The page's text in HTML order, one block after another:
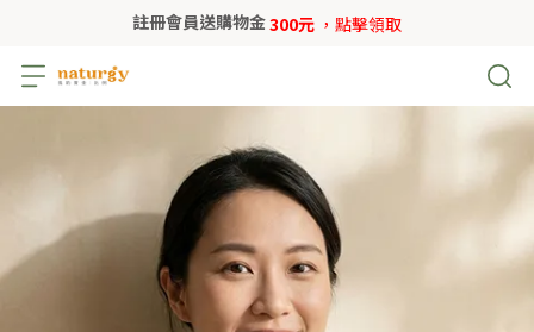
註冊會員送購物金300元 ，點擊領取